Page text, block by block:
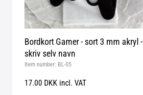
Bordkort Gamer - sort 3 mm akryl -
skriv selv navn
Item number: BL-05
17.00 DKK incl. VAT